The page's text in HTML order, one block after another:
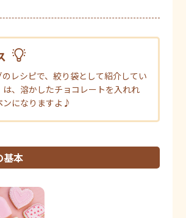
のレシピで、絞り袋として紹介してい
は、溶かしたチョコレートを入れれ
ンになりますよ♪
基本